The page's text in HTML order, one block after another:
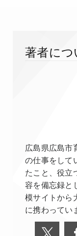
著者につ
広島県広島市
の仕事をして
たこと、役立
容を備忘録と
模サイトから
に携わってい